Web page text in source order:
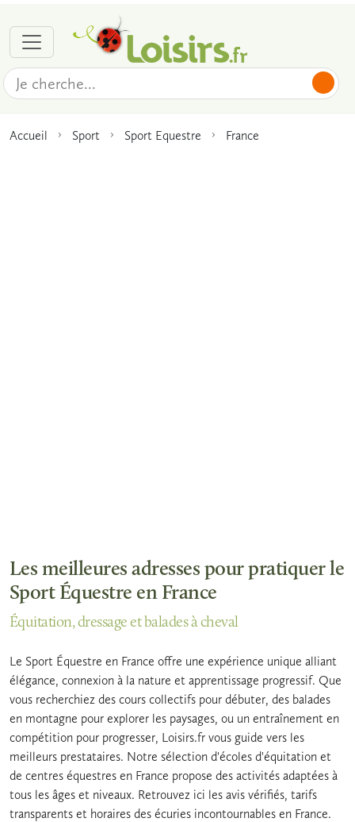
Accueil Sport Sport Equestre France
Les meilleures adresses pour pratiquer le
Sport Équestre en France
Équitation, dressage et balades à cheval
Le Sport Équestre en France offre une expérience unique alliant
élégance, connexion à la nature et apprentissage progressif. Que
vous recherchiez des cours collectifs pour débuter, des balades
en montagne pour explorer les paysages, ou un entraînement en
compétition pour progresser, Loisirs.fr vous guide vers les
meilleurs prestataires. Notre sélection d'écoles d'équitation et
de centres équestres en France propose des activités adaptées à
tous les âges et niveaux. Retrouvez ici les avis vérifiés, tarifs
transparents et horaires des écuries incontournables en France.